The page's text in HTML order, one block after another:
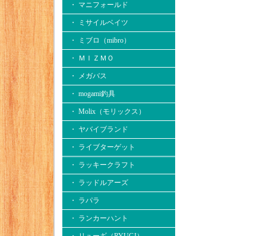
・ マニフォールド
・ ミサイルベイツ
・ ミブロ（mibro）
・ ＭＩＺＭＯ
・ メガバス
・ mogami釣具
・ Molix（モリックス）
・ ヤバイブランド
・ ライブターゲット
・ ラッキークラフト
・ ラッドルアーズ
・ ラパラ
・ ランカーハント